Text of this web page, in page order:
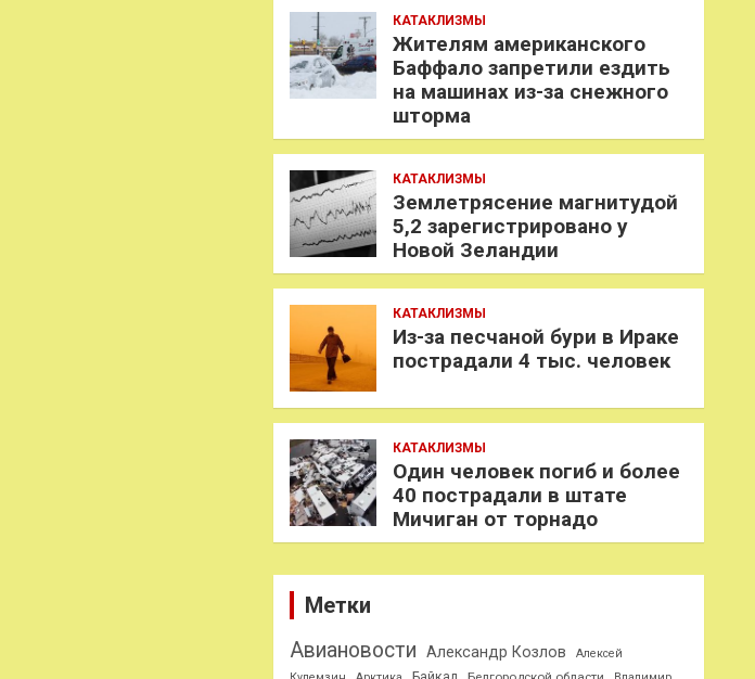
КАТАКЛИЗМЫ
Жителям американского
Баффало запретили ездить
на машинах из-за снежного
шторма
КАТАКЛИЗМЫ
Землетрясение магнитудой
5,2 зарегистрировано у
Новой Зеландии
КАТАКЛИЗМЫ
Из-за песчаной бури в Ираке
пострадали 4 тыс. человек
КАТАКЛИЗМЫ
Один человек погиб и более
40 пострадали в штате
Мичиган от торнадо
Метки
Авиановости Александр Козлов
Алексей